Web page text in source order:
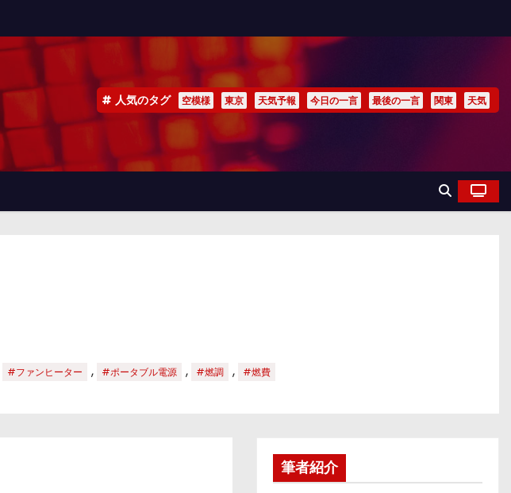
人気のタグ 空模様 東京 天気予報 今日の一言 最後の一言 関東 天気
#ファンヒーター , #ポータブル電源 , #燃調 , #燃費
筆者紹介